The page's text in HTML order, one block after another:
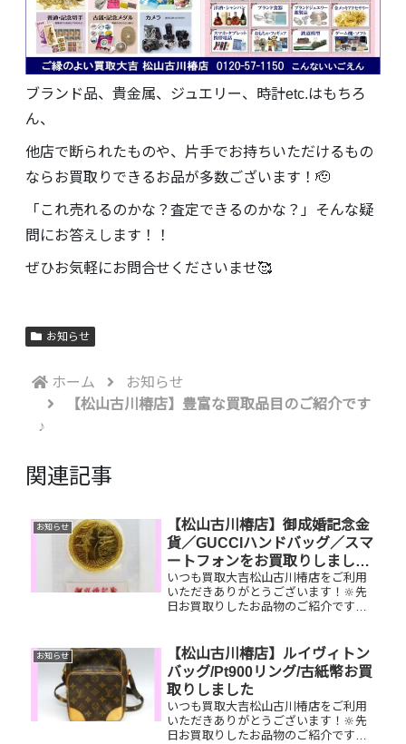
ブランド品、貴金属、ジュエリー、時計etc.はもちろ
ん、
他店で断られたものや、片手でお持ちいただけるもの
ならお買取りできるお品が多数ございます！🫡
「これ売れるのかな？査定できるのかな？」そんな疑
問にお答えします！！
ぜひお気軽にお問合せくださいませ🥰
お知らせ
ホーム
お知らせ
【松山古川椿店】豊富な買取品目のご紹介です
♪
関連記事
お知らせ
【松山古川椿店】御成婚記念金
貨／GUCCIハンドバッグ／スマ
ートフォンをお買取りしまし
た！
いつも買取大吉松山古川椿店をご利用
いただきありがとうございます！🔆先
日お買取りしたお品物のご紹介です。
品物はございませんか？そのお品物ぜ
ひ！買取大吉松山古川椿店にお査...
お知らせ
【松山古川椿店】ルイヴィトン
バッグ/Pt900リング/古紙幣お買
取りしました
いつも買取大吉松山古川椿店をご利用
いただきありがとうございます！🔆先
日お買取りしたお品物のご紹介です。